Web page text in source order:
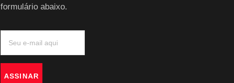
formulário abaixo.
ASSINAR